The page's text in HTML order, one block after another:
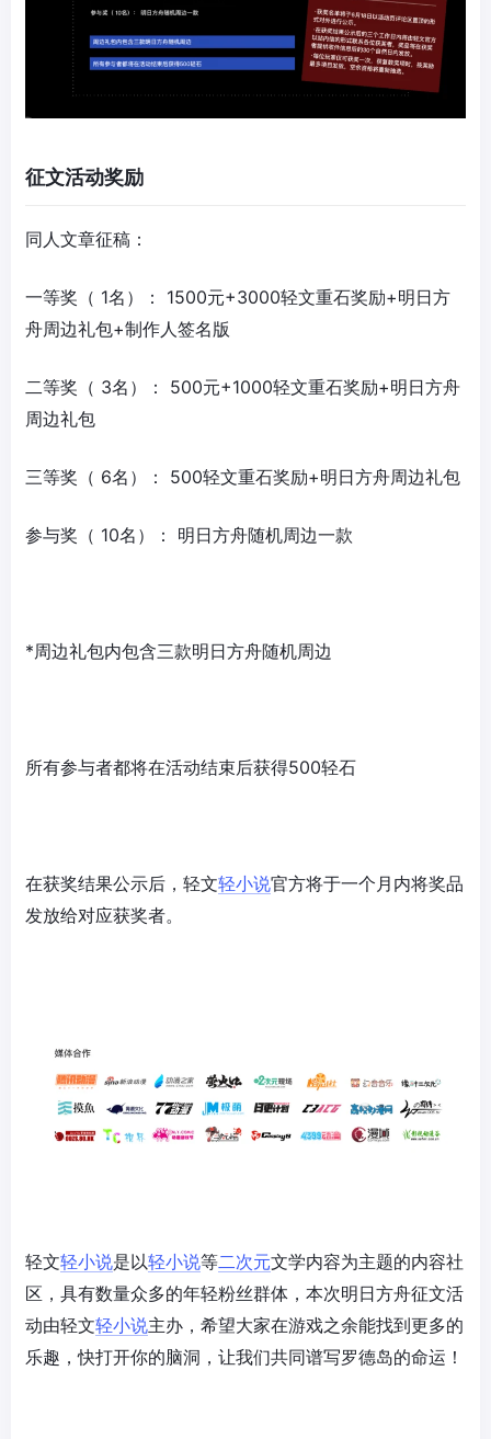
征文活动奖励
同人文章征稿：
一等奖（ 1名）： 1500元+3000轻文重石奖励+明日方
舟周边礼包+制作人签名版
二等奖（ 3名）： 500元+1000轻文重石奖励+明日方舟
周边礼包
三等奖（ 6名）： 500轻文重石奖励+明日方舟周边礼包
参与奖（ 10名）： 明日方舟随机周边一款
*周边礼包内包含三款明日方舟随机周边
所有参与者都将在活动结束后获得500轻石
在获奖结果公示后，轻文轻小说官方将于一个月内将奖品
发放给对应获奖者。
轻文轻小说是以轻小说等二次元文学内容为主题的内容社
区，具有数量众多的年轻粉丝群体，本次明日方舟征文活
动由轻文轻小说主办，希望大家在游戏之余能找到更多的
乐趣，快打开你的脑洞，让我们共同谱写罗德岛的命运！